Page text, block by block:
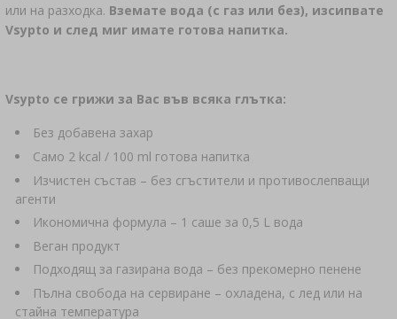
или на разходка. Вземате вода (с газ или без), изсипвате
Vsypto и след миг имате готова напитка.
Vsypto се грижи за Вас във всяка глътка:
Без добавена захар
Само 2 kcal / 100 ml готова напитка
Изчистен състав – без сгъстители и противослепващи
агенти
Икономична формула – 1 саше за 0,5 L вода
Веган продукт
Подходящ за газирана вода – без прекомерно пенене
Пълна свобода на сервиране – охладена, с лед или на
стайна температура